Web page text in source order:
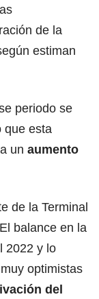
de la
estiman
periodo se
que esta
un aumento
de la Terminal
balance en la
2022 y lo
optimistas
del